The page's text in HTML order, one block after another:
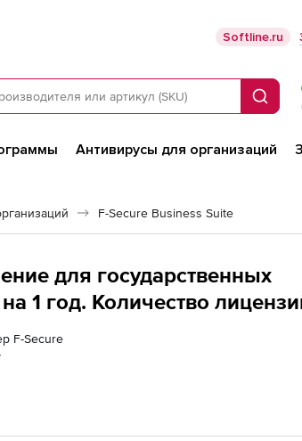
Softline.ru
Поиск
Антивирусы для организаций
F-Secure Business Suite
для государственных
1 год. Количество
F-Secure